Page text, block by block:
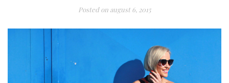
Posted on august 6, 2015